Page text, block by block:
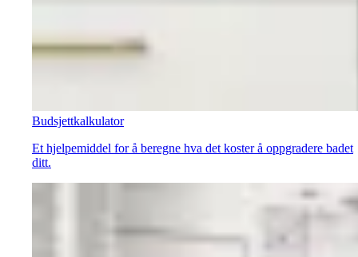
Budsjettkalkulator
Et hjelpemiddel for å beregne hva det koster å oppgradere badet
ditt.